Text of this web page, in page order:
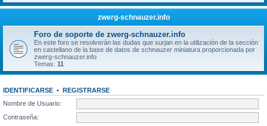
zwerg-schnauzer.info
Foro de soporte de zwerg-schnauzer.info
En este foro se resolverán las dudas que surjan en la utilización de la sección
en castellano de la base de datos de schnauzer miniatura proporcionada por
zwerg-schnauzer.info
Temas: 11
IDENTIFICARSE • REGISTRARSE
Nombre de Usuario:
Contraseña: